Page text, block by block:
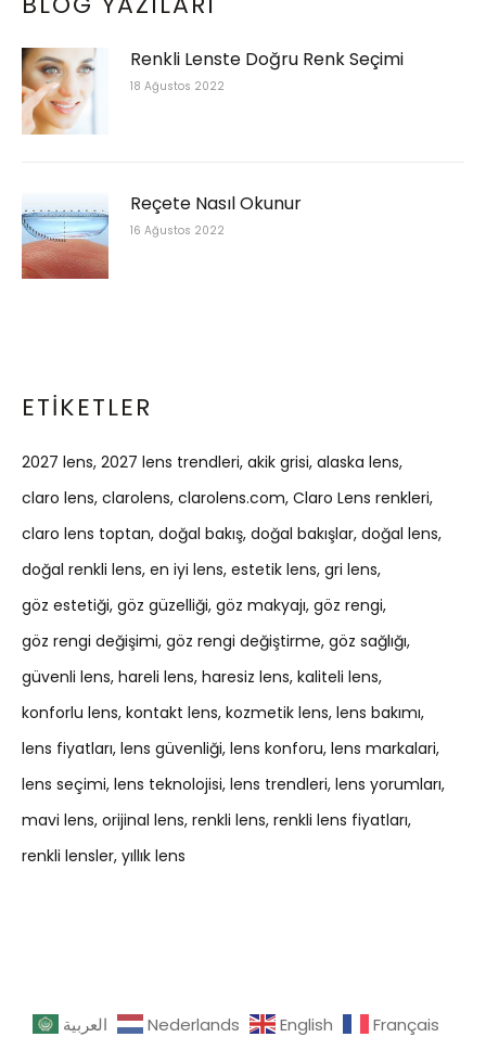
Renkli Lenste Doğru Renk Seçimi
18 Ağustos 2022
Reçete Nasıl Okunur
16 Ağustos 2022
ETIKETLER
2027 lens 2027 lens trendleri akik grisi alaska lens
claro lens clarolens clarolens.com Claro Lens renkleri
claro lens toptan doğal bakış doğal bakışlar doğal lens
doğal renkli lens en iyi lens estetik lens gri lens
göz estetiği göz güzelliği göz makyajı göz rengi
göz rengi değişimi göz rengi değiştirme göz sağlığı
güvenli lens hareli lens haresiz lens kaliteli lens
konforlu lens kontakt lens kozmetik lens lens bakımı
lens fiyatları lens güvenliği lens konforu lens markalari
lens seçimi lens teknolojisi lens trendleri lens yorumları
mavi lens orijinal lens renkli lens renkli lens fiyatları
renkli lensler yıllık lens
العربية Nederlands English
Français